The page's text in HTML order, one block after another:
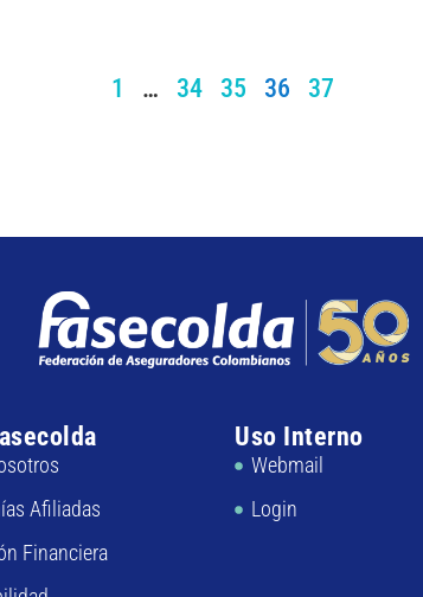
1 … 34 35 36 37
Afiliadas
Financiera
Uso Interno
Webmail
Login